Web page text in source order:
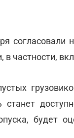
согласовали
в частности,
будет